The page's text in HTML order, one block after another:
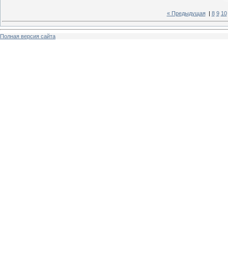
« Предыдущая| 8 9 10
Полная версия сайта